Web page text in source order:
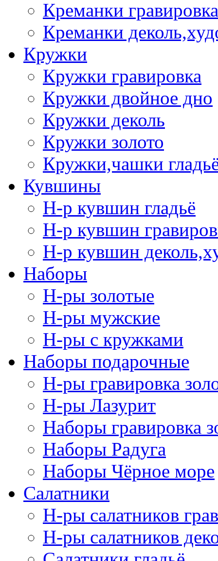
Креманки
Креманки
Кружки
Кружки гравировка
Кружки двойное дно
Кружки деколь
Кружки золото
Кружки,чашки
Кувшины
Н-р кувшин гладьё
Н-р кувшин
Н-р кувшин
Наборы
Н-ры золотые
Н-ры мужские
Н-ры с кружками
Наборы подарочные
Н-ры гравировка
Н-ры Лазурит
Наборы гравировка
Наборы Радуга
Наборы Чёрное море
Салатники
Н-ры салатников
Н-ры салатников